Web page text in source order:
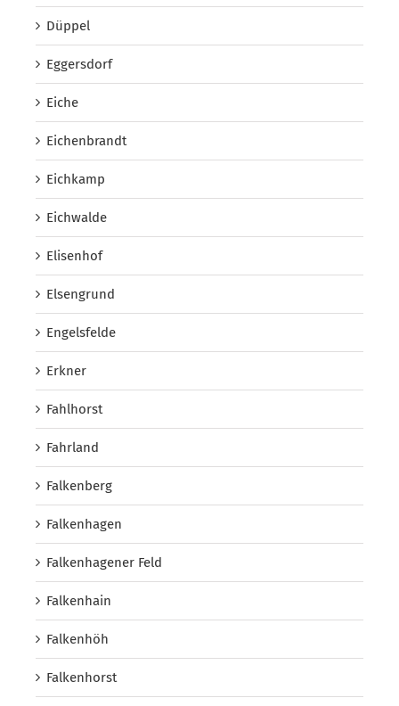
Düppel
Eggersdorf
Eiche
Eichenbrandt
Eichkamp
Eichwalde
Elisenhof
Elsengrund
Engelsfelde
Erkner
Fahlhorst
Fahrland
Falkenberg
Falkenhagen
Falkenhagener Feld
Falkenhain
Falkenhöh
Falkenhorst